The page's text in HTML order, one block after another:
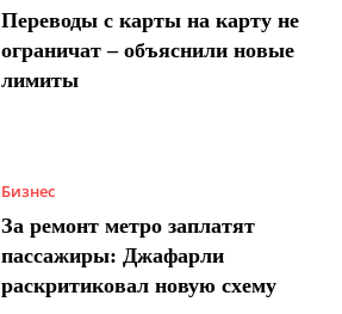
Переводы с карты на карту не
ограничат – объяснили новые
лимиты
Бизнес
За ремонт метро заплатят
пассажиры: Джафарли
раскритиковал новую схему